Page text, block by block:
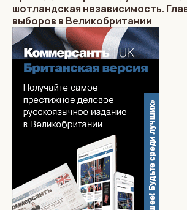
шотландская независимость.
выборов в Великобритании